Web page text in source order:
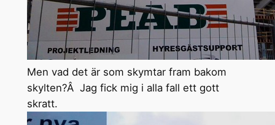
Men vad det är som skymtar fram bakom
skylten?Â Jag fick mig i alla fall ett gott
skratt.